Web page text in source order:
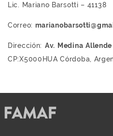
Lic. Mariano Barsotti – 41138
Correo:
Dirección: Av. Medina
CP:X5000HUA Córdoba,